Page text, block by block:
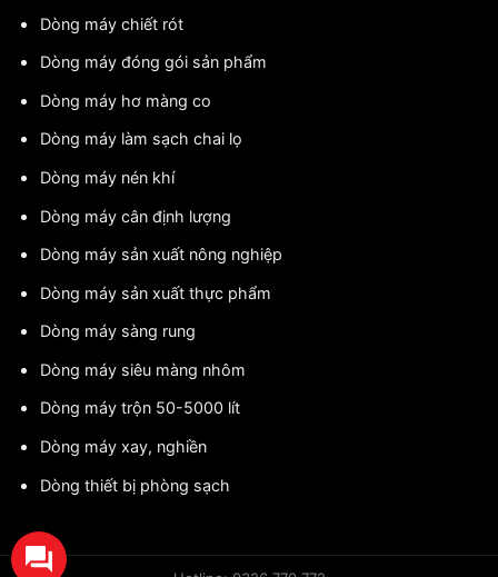
Dòng máy chiết rót
Dòng máy đóng gói sản phẩm
Dòng máy hơ màng co
Dòng máy làm sạch chai lọ
Dòng máy nén khí
Dòng máy cân định lượng
Dòng máy sản xuất nông nghiệp
Dòng máy sản xuất thực phẩm
Dòng máy sàng rung
Dòng máy siêu màng nhôm
Dòng máy trộn 50-5000 lít
Dòng máy xay, nghiền
Dòng thiết bị phòng sạch